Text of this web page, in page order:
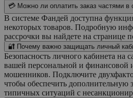
💳 Можно ли оплатить заказ частями в
В системе Фандей доступна
некоторых товаров. Подробную
рассрочки вы найдете на странице
🔐 Почему важно защищать личный
Безопасность личного кабинета на
вашей персональной и финансовой
мошенников. Подключите
чтобы обеспечить дополнительную
типичных ситуаций с